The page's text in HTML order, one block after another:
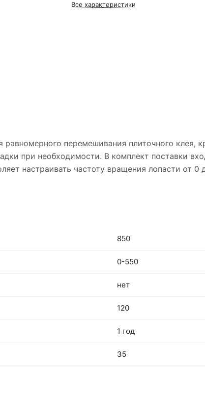
Все характеристики
равномерного перемешивания плиточного клея,
при необходимости. В комплект поставки
настраивать частоту вращения лопасти от
850
0-550
нет
120
1 год
35